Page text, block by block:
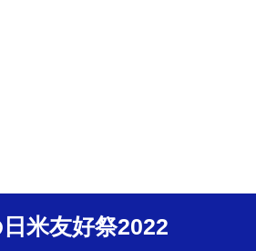
米友好祭2022